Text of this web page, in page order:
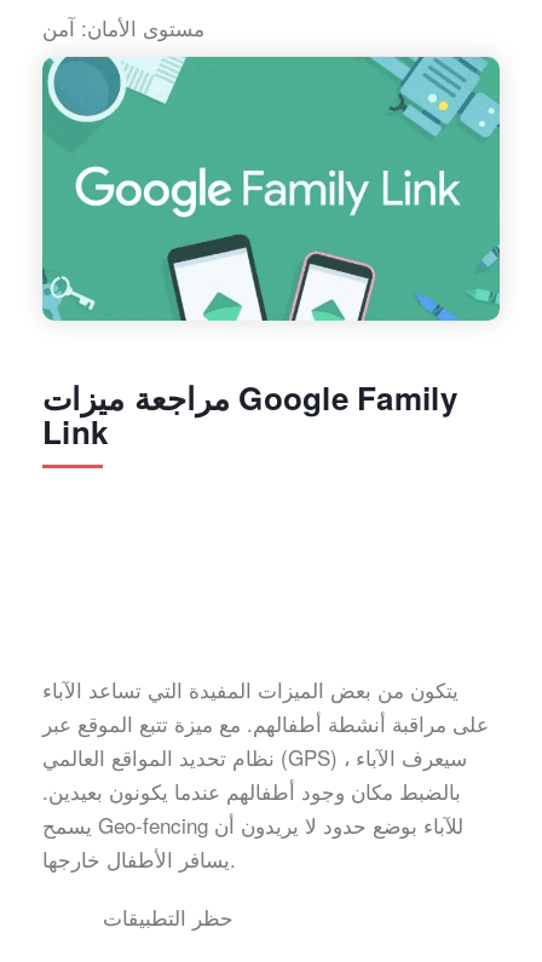
مستوى الأمان: آمن
مراجعة ميزات Google Family
Link
يتكون من بعض الميزات المفيدة التي تساعد الآباء
على مراقبة أنشطة أطفالهم. مع ميزة تتبع الموقع عبر
نظام تحديد المواقع العالمي (GPS) ، سيعرف الآباء
بالضبط مكان وجود أطفالهم عندما يكونون بعيدين.
يسمح Geo-fencing للآباء بوضع حدود لا يريدون أن
يسافر الأطفال خارجها.
حظر التطبيقات